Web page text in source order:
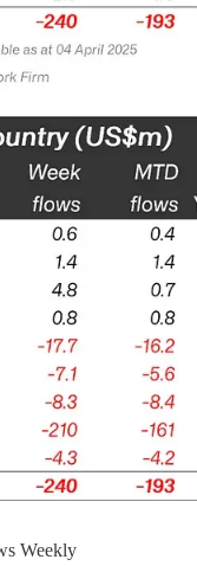
Weekly